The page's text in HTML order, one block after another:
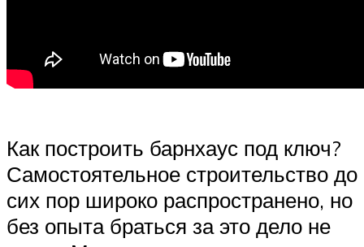
Как построить барнхаус под ключ?
Самостоятельное строительство до
сих пор широко распространено, но
без опыта браться за это дело не